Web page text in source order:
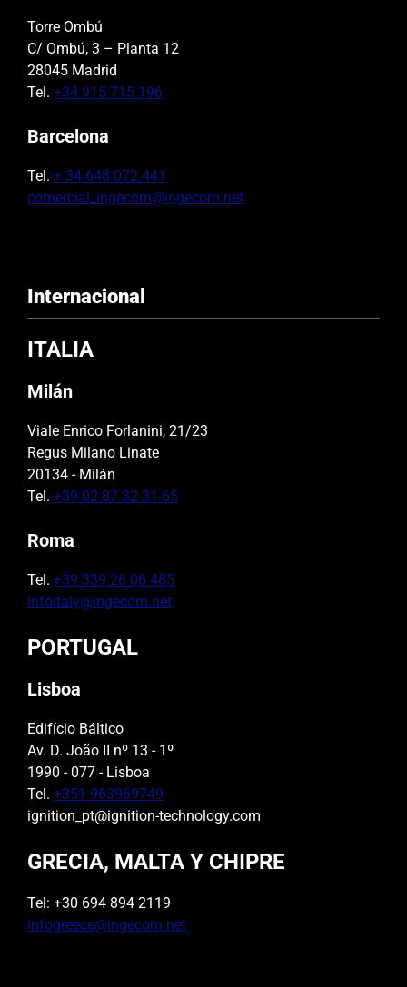
Torre Ombú
C/ Ombú, 3 – Planta 12
28045 Madrid
Tel. +34 915 715 196
Barcelona
Tel. + 34 648 072 441
comercial_ingecom@ingecom.net
Internacional
ITALIA
Milán
Viale Enrico Forlanini, 21/23
Regus Milano Linate
20134 - Milán
Tel. +39 02 87 32 31 65
Roma
Tel. +39 339 26 06 485
infoitaly@ingecom.net
PORTUGAL
Lisboa
Edifício Báltico
Av. D. João II nº 13 - 1º
1990 - 077 - Lisboa
Tel. +351 963969749
ignition_pt@ignition-technology.com
GRECIA, MALTA Y CHIPRE
Tel: +30 694 894 2119
infogreece@ingecom.net